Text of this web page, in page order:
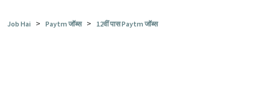
Job Hai > Paytm जॉब्स > 12वीं पास Paytm जॉब्स